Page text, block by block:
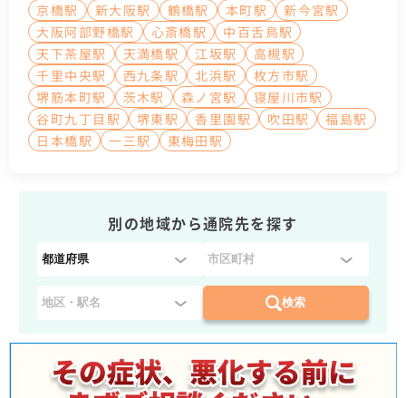
京橋駅
新大阪駅 鶴橋駅 本町駅
新今宮駅
大阪阿部野橋駅
心斎橋駅
中百舌鳥駅
天下茶屋駅
天満橋駅 江坂駅
高槻駅
千里中央駅
西九条駅 北浜駅
枚方市駅
堺筋本町駅
茨木駅 森ノ宮駅
寝屋川市駅
谷町九丁目駅
堺東駅 香里園駅 吹田駅
福島駅
日本橋駅
一三駅 東梅田駅
別の地域から通院先を探す
都
県
を
選
択
検索